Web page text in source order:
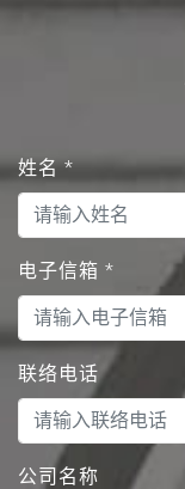
姓名*
电子信箱 *
联络电话
公司名称